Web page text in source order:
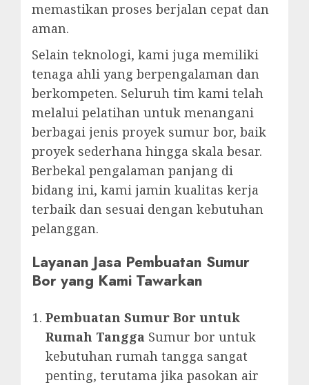
memastikan proses berjalan cepat dan
aman.
Selain teknologi, kami juga memiliki
tenaga ahli yang berpengalaman dan
berkompeten. Seluruh tim kami telah
melalui pelatihan untuk menangani
berbagai jenis proyek sumur bor, baik
proyek sederhana hingga skala besar.
Berbekal pengalaman panjang di
bidang ini, kami jamin kualitas kerja
terbaik dan sesuai dengan kebutuhan
pelanggan.
Layanan Jasa Pembuatan Sumur
Bor yang Kami Tawarkan
Pembuatan Sumur Bor untuk
Rumah Tangga Sumur bor untuk
kebutuhan rumah tangga sangat
penting, terutama jika pasokan air